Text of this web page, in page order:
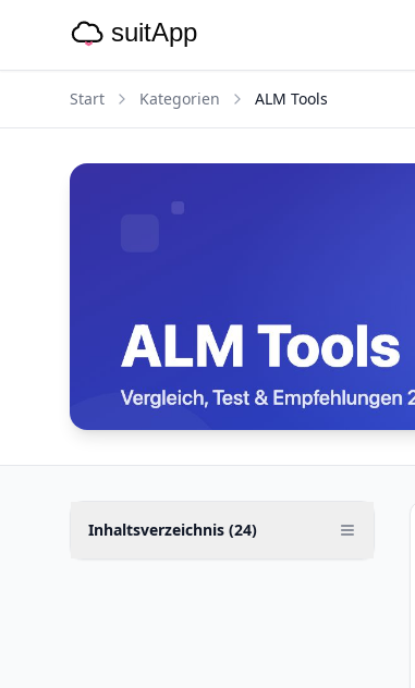
Start Kategorien ALM Tools
Inhaltsverzeichnis (24)